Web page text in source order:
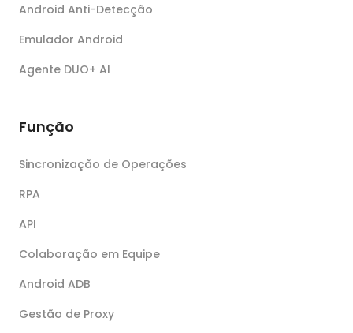
Android Anti-Detecção
Emulador Android
Agente DUO+ AI
Função
Sincronização de Operações
RPA
API
Colaboração em Equipe
Android ADB
Gestão de Proxy